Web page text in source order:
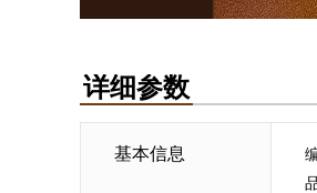
详细参数
基本信息